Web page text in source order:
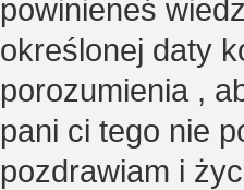
powinieneś
określonej daty
porozumienia ,
pani ci tego nie
pozdrawiam i